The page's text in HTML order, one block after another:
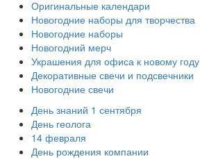
Оригинальные календари
Новогодние наборы для творчества
Новогодние наборы
Новогодний мерч
Украшения для офиса к новому году
Декоративные свечи и подсвечники
Новогодние свечи
День знаний 1 сентября
День геолога
14 февраля
День рождения компании